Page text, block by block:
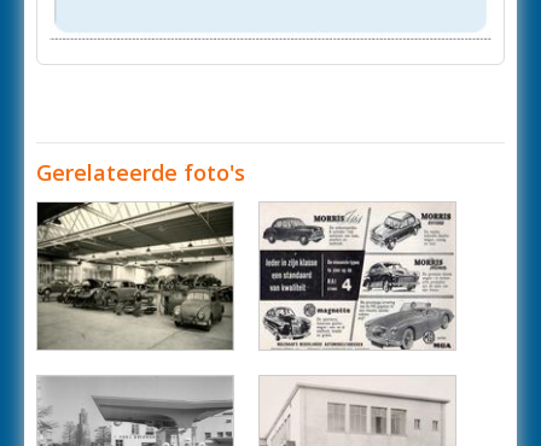
Gerelateerde foto's